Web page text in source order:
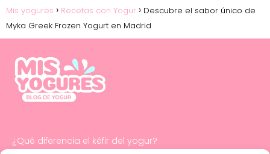
Mis yogures Recetas con Yogur
Descubre el sabor único de
Myka Greek Frozen Yogurt en Madrid
¿Qué diferencia el kéfir del yogur?